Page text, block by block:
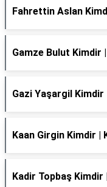
Fahrettin Aslan
Gamze Bulut Kimdir
Gazi Yaşargil
Kaan Girgin Kimdir |
Kadir Topbaş